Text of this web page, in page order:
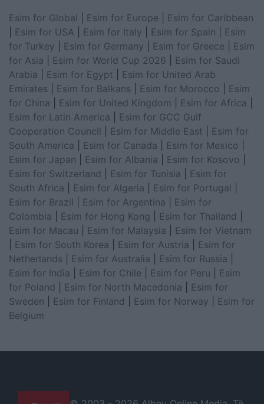
Esim for Global Esim for Europe
Esim for Caribbean
Esim for USA Esim for Italy Esim for Spain
Esim
for Turkey
Esim for Germany Esim for Greece
Esim
for Asia
Esim for World Cup 2026
Esim for Saudi
Arabia
Esim for Egypt
Esim for United Arab
Emirates
Esim for Balkans Esim for Morocco
Esim
for China
Esim for United Kingdom Esim for Africa
Esim for Latin America
Esim for GCC Gulf
Cooperation Council
Esim for Middle East
Esim for
South America
Esim for Canada Esim for Mexico
Esim for Japan
Esim for Albania Esim for Kosovo
Esim for Switzerland
Esim for Tunisia
Esim for
South Africa
Esim for Algeria Esim for Portugal
Esim for Brazil
Esim for Argentina
Esim for
Colombia
Esim for Hong Kong Esim for Thailand
Esim for Macau
Esim for Malaysia
Esim for Vietnam
Esim for South Korea Esim for Austria
Esim for
Netherlands
Esim for Australia Esim for Russia
Esim for India
Esim for Chile Esim for Peru
Esim
for Poland
Esim for North Macedonia
Esim for
Sweden
Esim for Finland Esim for Norway
Esim for
Belgium